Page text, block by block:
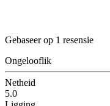
Gebaseer op 1 resensie
Ongelooflik
Netheid
5.0